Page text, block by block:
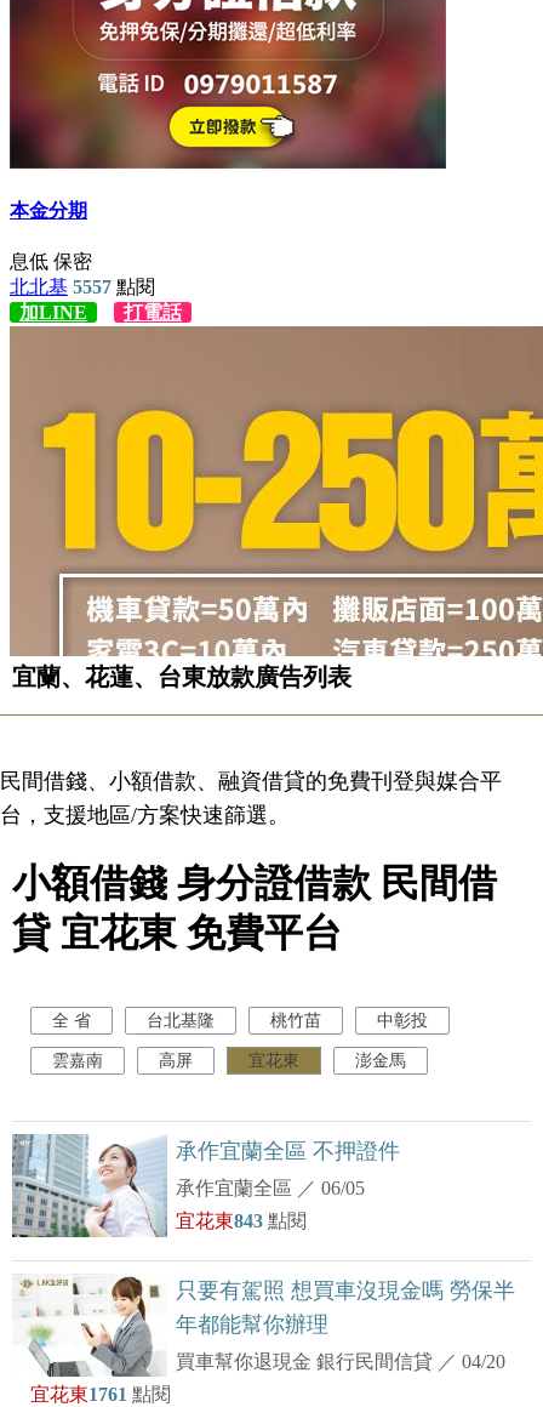
宜蘭、花蓮、台東放款廣告列表
民間借錢、小額借款、融資借貸的免費刊登與媒合平
台，支援地區/方案快速篩選。
小額借錢 身分證借款 民間借
貸 宜花東 免費平台
全 省 台北基隆 桃竹苗 中彰投
雲嘉南 高屏 宜花東 澎金馬
承作宜蘭全區 不押證件
承作宜蘭全區 ／06/05
宜花東843點閱
只要有駕照 想買車沒現金嗎 勞保半
年都能幫你辦理
買車幫你退現金 銀行民間信貸 ／04/20
宜花東1761 點閱